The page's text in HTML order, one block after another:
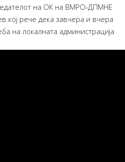
на ОК на ВМРО-ДПМНЕ
кој рече дека завчера и вчера
на локалната администрација